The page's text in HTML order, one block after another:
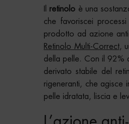
retinolo è una
che favoriscei
prodotto ad azione
Retinolo Multi-Correct,
della pelle. Con il 92%
derivato stabile del
rigeneranti, che agisce
pelle idratata, liscia e